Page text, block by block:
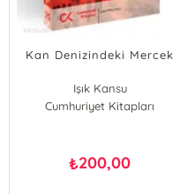
Kan Denizindeki Mercek
Işık Kansu
Cumhuriyet Kitapları
₺200,00